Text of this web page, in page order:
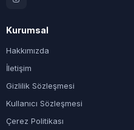
Kurumsal
Hakkımızda
İletişim
Gizlilik Sözleşmesi
Kullanıcı Sözleşmesi
Çerez Politikası